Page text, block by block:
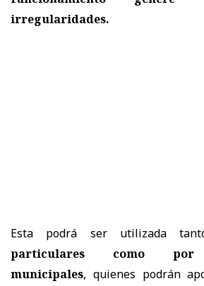
irregularidades.
Esta podrá ser utilizada
particulares como por
municipales, quienes podrán